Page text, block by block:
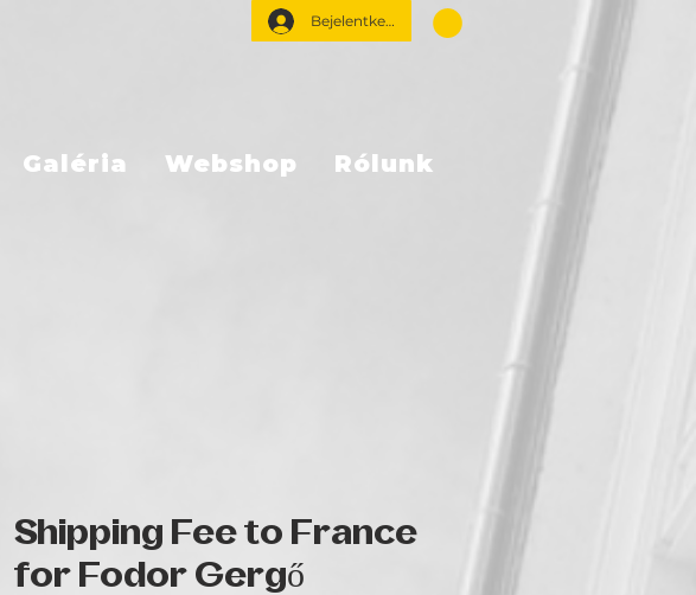
Bejelentkezés
Galéria Webshop Rólunk
Shipping Fee to France
for Fodor Gergő